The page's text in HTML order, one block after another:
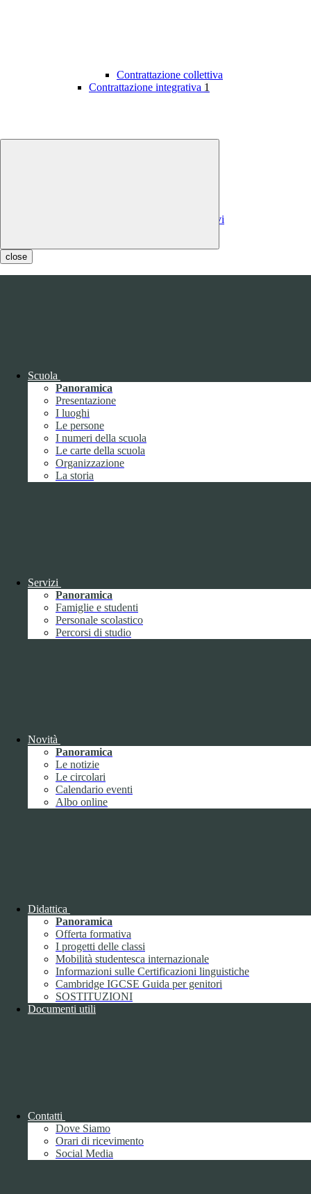
close
Scuola
Panoramica
Presentazione
I luoghi
Le persone
I numeri della scuola
Le carte della scuola
Organizzazione
La storia
Servizi
Panoramica
Famiglie e studenti
Personale scolastico
Percorsi di studio
Novità
Panoramica
Le notizie
Le circolari
Calendario eventi
Albo online
Didattica
Panoramica
Offerta formativa
I progetti delle classi
Mobilità studentesca internazionale
Informazioni sulle Certificazioni linguistiche
Cambridge IGCSE Guida per genitori
SOSTITUZIONI
Documenti utili
Contatti
Dove Siamo
Orari di ricevimento
Social Media
Contrattazione collettiva
Contrattazione integrativa 1
Costi contratti integrativi
Bandi di concorso
Bandi di concorso (da pubblicare in
tabelle)
Performance1
Sistema di misurazione e valutazione della
performance